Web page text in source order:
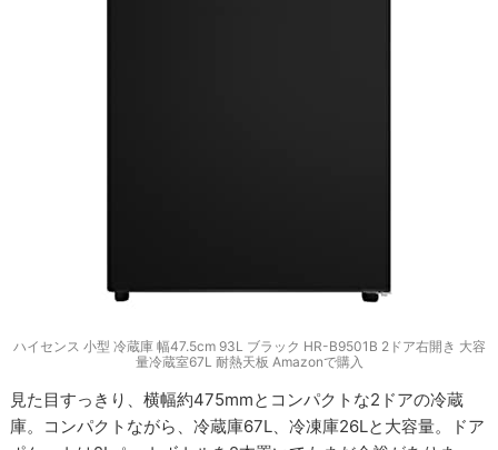
ハイセンス 小型 冷蔵庫 幅47.5cm 93L ブラック HR-B9501B 2ドア右開き 大容
量冷蔵室67L 耐熱天板 Amazonで購入
見た目すっきり、横幅約475mmとコンパクトな2ドアの冷蔵
庫。コンパクトながら、冷蔵庫67L、冷凍庫26Lと大容量。ドア